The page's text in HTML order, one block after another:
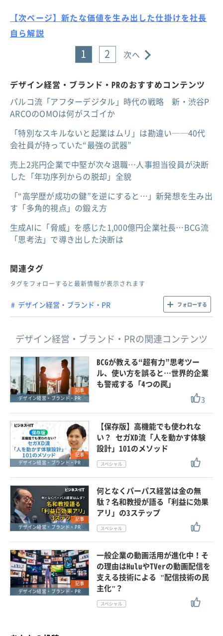
【次ページ】新たな価値を生み出した仕掛けを社長
自ら解説
1 2 次へ
デザイン経営・ブランド・PRのおすすめコンテンツ
パルコ流「アフターデジタル」時代の戦略 新・渋谷P
ARCOのOMOは何がスゴイか
「特別なスキルないと起業はムリ」は勘違い──40代
会社員が持っていた“最強の武器”
売上2兆円企業で中堅が次々退職…人事担当役員が決断
した「年功序列からの脱却」全貌
「“高学歴が成功の鍵”を逆にすると…」新発想を生み出
す「多角的視点」の鍛え方
生成AIに「脅威」を感じた1,000億円企業社長…BCG流
「思考法」で導き出した決断は
関連タグ
タグをフォローすると最新情報が表示されます
デザイン経営・ブランド・PR フォローする
デザイン経営・ブランド・PRの関連コンテンツ
記事
デザイン経営・ブランド・PR
BCGが教える“超有力”思考ツー
ル、使い方を誤ると…世界的企業
も警戒する「4つの罠」
3
記事
デザイン経営・ブランド・PR
【保存版】高機能でも使われな
い？ セガXD流「人を動かす体験
設計」101のメソッド
記事
デザイン経営・ブランド・PR
何となくパーパス経営は金の無
駄？名和教授が語る「利益に効果
アリ」の3ステップ
記事
デザイン経営・ブランド・PR
一般企業の動画活用が進化中！そ
の理由はHuluやTVerの動画配信を
支える技術による "配信技術の民
主化"？